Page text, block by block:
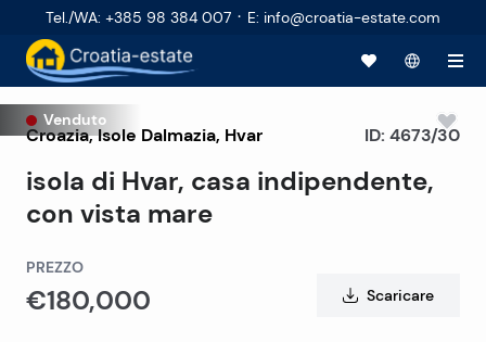
Tel./WA: +385 98 384 007 · E: info@croatia-estate.com
Venduto
Croazia,Isole Dalmazia, Hvar
isola di Hvar, casa indipendente,
con vista mare
ID: 4673/30
PREZZO
€180,000 Scaricare